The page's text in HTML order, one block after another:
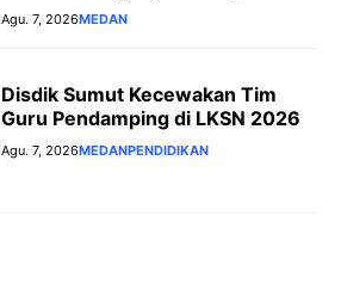
Agu. 7, 2026MEDAN
Disdik Sumut Kecewakan Tim
Guru Pendamping di LKSN 2026
Agu. 7, 2026MEDANPENDIDIKAN